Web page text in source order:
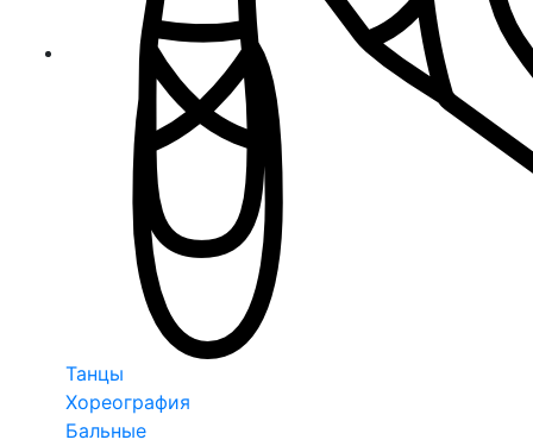
Танцы
Хореография
Бальные